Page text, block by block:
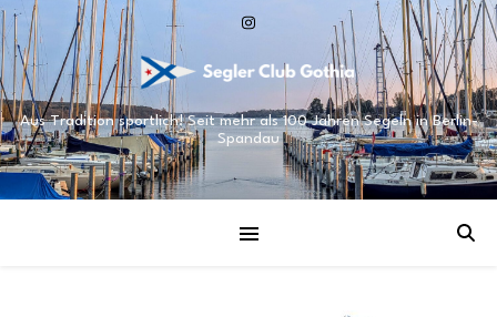
Aus Tradition sportlich! Seit mehr als 100 Jahren Segeln in Berlin-
Spandau